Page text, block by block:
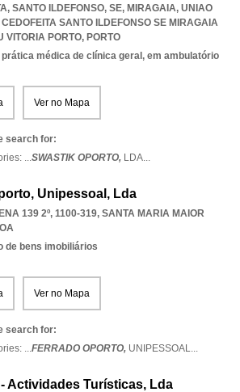
SANTO ILDEFONSO, SE, MIRAGAIA, UNIAO
SANTO ILDEFONSO SE MIRAGAIA
VITORIA PORTO, PORTO
médica de clínica geral, em ambulatório
Ver no Mapa
search for:
...SWASTIK OPORTO, LDA...
Unipessoal, Lda
139 2º, 1100-319, SANTA MARIA MAIOR
de bens imobiliários
Ver no Mapa
search for:
...FERRADO OPORTO, UNIPESSOAL...
Actividades Turísticas, Lda